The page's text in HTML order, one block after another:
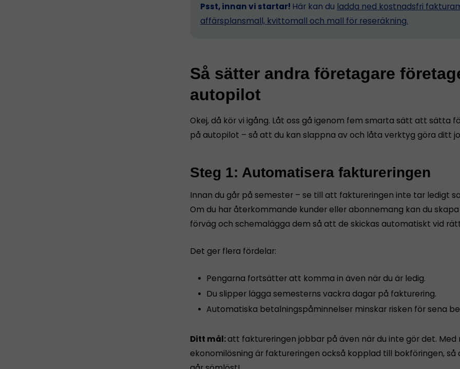
Psst, innan vi startar! Här kan du ladda ned kostnadsfri
affärsplansmall, kvittomall och mall för reseräkning.
Så sätter andra företagare
autopilot
Okej, då kör vi igång. Låt oss gå igenom fem smarta sätt att sätta
på autopilot – så att du kan slappna av och låta verktyg göra ditt
Steg 1: Automatisera faktureringen
Innan du går på semester – se till att faktureringen inte tar ledigt
Om du har återkommande kunder eller abonnemang kan du
förväg och schemalägga dem så att de skickas automatiskt vid
Det ger flera fördelar:
Pengarna fortsätter att komma in även när du är ledig.
Du slipper lägga semesterns vackra dagar på fakturering.
Automatiska betalningspåminnelser minskar risken för sena
Ditt mål:att faktureringen jobbar på även när du inte gör det.
ekonomilösning är faktureringen också kopplad till bokföringen,